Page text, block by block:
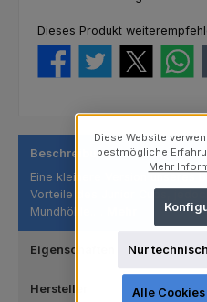
Dieses Produkt
Beschreibung
Eine kleinere Version unseres
Vorteile des Junior Cups,
Mundhöhle.…
Eigenschaften
Hersteller
Diese Website
bestmögliche
Mehr
Nur
Alle